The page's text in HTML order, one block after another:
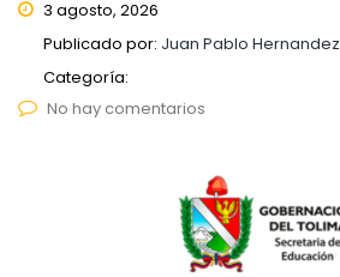
3 agosto, 2026
Publicado por: Juan Pablo Hernandez
Categoría:
No hay comentarios